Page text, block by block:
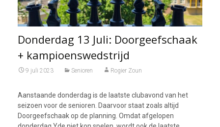
Donderdag 13 Juli: Doorgeefschaak
+ kampioenswedstrijd
9 juli 2023 Senioren Rogier Zoun
Aanstaande donderdag is de laatste clubavond van het
seizoen voor de senioren. Daarvoor staat zoals altijd
Doorgeefschaak op de planning. Omdat afgelopen